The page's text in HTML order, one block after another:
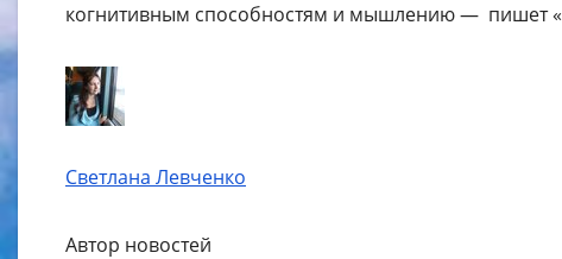
когнитивным способностям и мышлению — пишет «
Светлана Левченко
Автор новостей